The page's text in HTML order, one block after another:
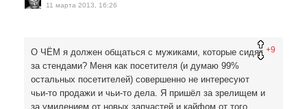
11 марта 2013, 16:26
+9
О ЧЁМ я должен общаться с мужиками, которые сидят
за стендами? Меня как посетителя (и думаю 99%
остальных посетителей) совершенно не интересуют
чьи-то продажи и чьи-то дела. Я пришёл за зрелищем и
за умилением от новых запчастей и кайфом от того,